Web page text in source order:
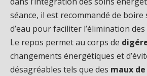
séance, il est recommandé de
d’eau pour faciliter l’élimination
Le repos permet au corps de
changements énergétiques et
désagréables tels que des maux